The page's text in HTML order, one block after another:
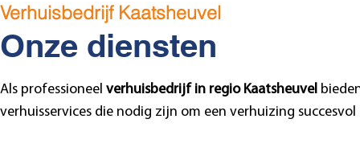
Verhuisbedrijf Kaatsheuvel
Onze diensten
Als professioneel verhuisbedrijf in regio Kaatsheuvel
verhuisservices die nodig zijn om een verhuizing succesvol